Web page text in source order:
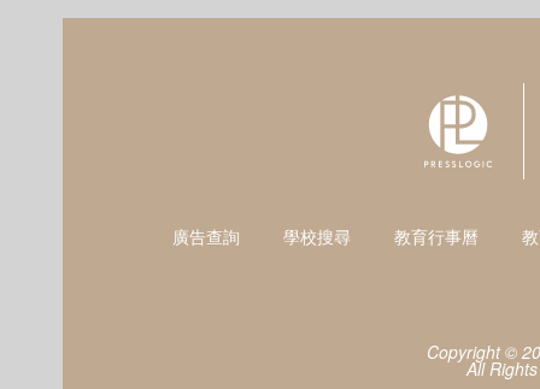
廣告查詢 學校搜尋 教育行事曆
Copyright ©
All